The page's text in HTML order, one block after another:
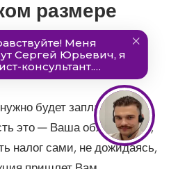
размере
со сдачи
будет заплатить
это — Ваша обязанность,
налог сами, не дожидаясь,